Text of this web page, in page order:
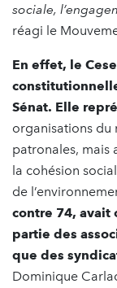
sociale,
réagi le
En effet, le
Sénat. Elle
organisations du
patronales, mais
la cohésion
de
contre 74, avait
partie des
que des
Dominique